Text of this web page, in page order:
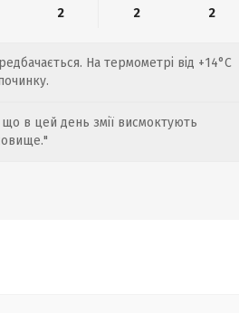
2 2 2
На термометрі від +14°C
в цей день змії висмоктують